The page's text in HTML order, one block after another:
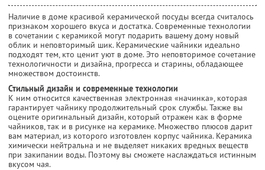
Наличие в доме красивой керамической посуды всегда считалось
признаком хорошего вкуса и достатка. Современные технологии
в сочетании с керамикой могут подарить вашему дому новый
облик и неповторимый шик. Керамические чайники идеально
подходят тем, кто ценит уют в доме. Это неповторимое сочетание
технологичности и дизайна, прогресса и старины, обладающее
множеством достоинств.
Стильный дизайн и современные технологии
К ним относится качественная электронная «начинка», которая
гарантирует чайнику продолжительный срок службы. Также вы
оцените оригинальный дизайн, который отражен как в форме
чайников, так и в рисунке на керамике. Множество плюсов дарит
вам материал, из которого изготовлен корпус чайника. Керамика
химически нейтральна и не выделяет никаких вредных веществ
при закипании воды. Поэтому вы сможете наслаждаться истинным
вкусом чая.